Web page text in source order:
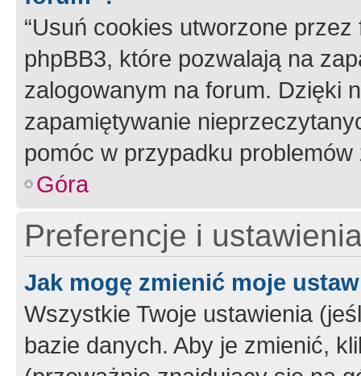
“Usuń cookies utworzone
phpBB3, które pozwalają na
zalogowanym na forum. Dzięki
zapamiętywanie
pomóc w przypadku
Góra
Preferencje i
Jak mogę zmienić moje
Wszystkie Twoje ustawienia
bazie danych. Aby je zmienić,